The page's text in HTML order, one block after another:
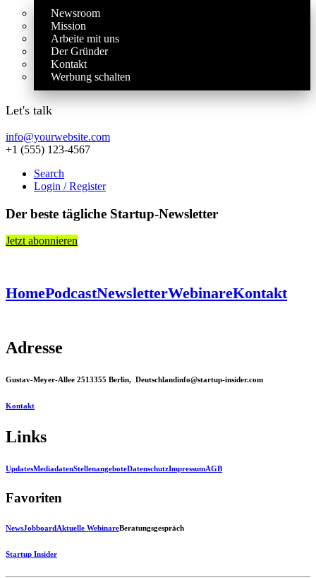
Newsroom
Mission
Arbeite mit uns
Der Gründer
Kontakt
Werbung schalten
Let's talk
info@yourwebsite.com
+1 (555) 123-4567
Search
Login / Register
Der beste tägliche Startup-Newsletter
Jetzt abonnieren
HomePodcastNewsletterWebinareKontakt
Adresse
Gustav-Meyer-Allee 2513355 Berlin, Deutschlandinfo@startup-insider.com
Kontakt
Links
UpdatesMediadatenStellenangeboteDatenschutzImpressumAGB
Favoriten
NewsJobboardAktuelle WebinareBeratungsgespräch
Startup Insider